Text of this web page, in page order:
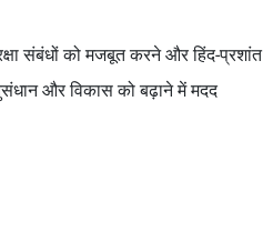
संबंधों को मजबूत करने और हिंद-प्रशांत
और विकास को बढ़ाने में मदद